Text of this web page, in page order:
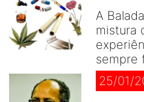
A
mistura
sempre
25/01/